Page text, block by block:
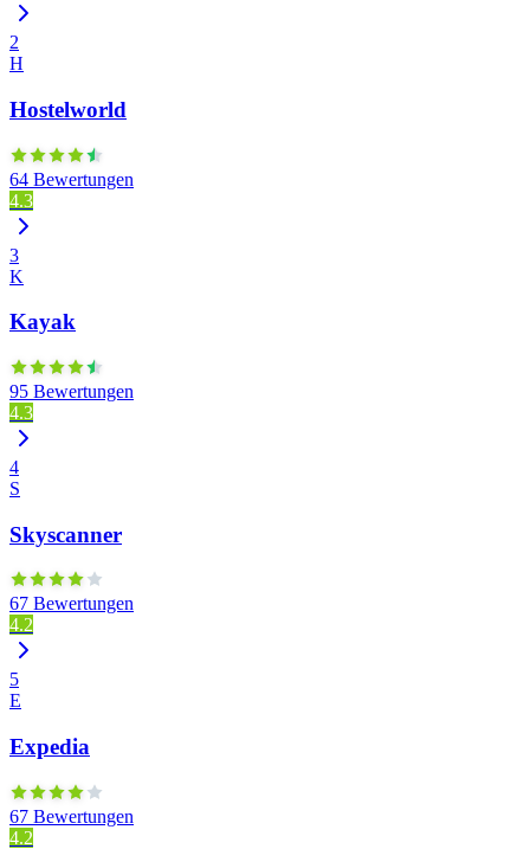
2
H
Hostelworld
64 Bewertungen
4.3
3
K
Kayak
95 Bewertungen
4.3
4
S
Skyscanner
67 Bewertungen
4.2
5
E
Expedia
67 Bewertungen
4.2